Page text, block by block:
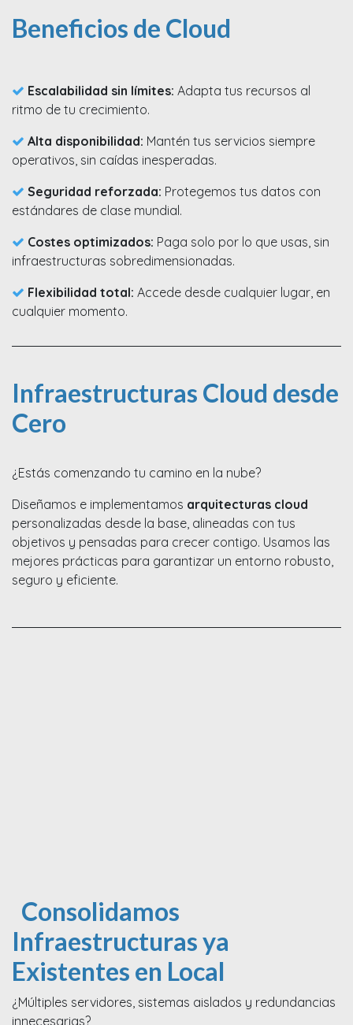
Beneficios de Cloud
Escalabilidad sin límites: Adapta tus recursos al
ritmo de tu crecimiento.
Alta disponibilidad: Mantén tus servicios siempre
operativos, sin caídas inesperadas.
Seguridad reforzada: Protegemos tus datos con
estándares de clase mundial.
Costes optimizados: Paga solo por lo que usas, sin
infraestructuras sobredimensionadas.
Flexibilidad total: Accede desde cualquier lugar, en
cualquier momento.
Infraestructuras Cloud desde
Cero
¿Estás comenzando tu camino en la nube?
Diseñamos e implementamos arquitecturas cloud
personalizadas desde la base, alineadas con tus
objetivos y pensadas para crecer contigo. Usamos las
mejores prácticas para garantizar un entorno robusto,
seguro y eficiente.
Consolidamos
Infraestructuras ya
Existentes en Local
¿Múltiples servidores, sistemas aislados y redundancias
innecesarias?